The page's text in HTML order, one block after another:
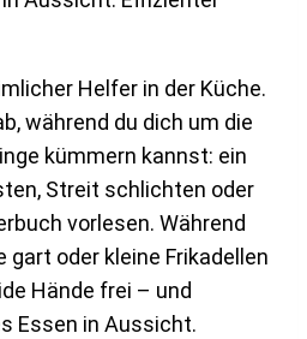
Helfer in der Küche.
während du dich um die
kümmern kannst: ein
Streit schlichten oder
vorlesen. Während
gart oder kleine Frikadellen
Hände frei – und
Essen in Aussicht.